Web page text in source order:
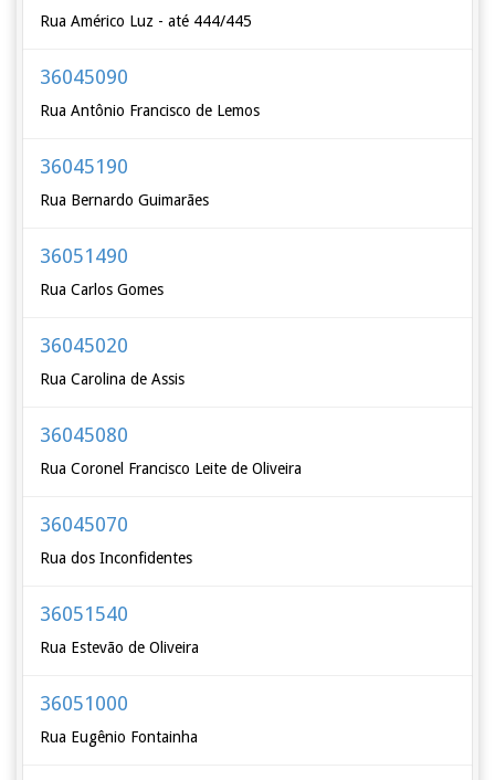
Rua Américo Luz - até 444/445
36045090
Rua Antônio Francisco de Lemos
36045190
Rua Bernardo Guimarães
36051490
Rua Carlos Gomes
36045020
Rua Carolina de Assis
36045080
Rua Coronel Francisco Leite de Oliveira
36045070
Rua dos Inconfidentes
36051540
Rua Estevão de Oliveira
36051000
Rua Eugênio Fontainha